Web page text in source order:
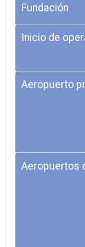
Fundación
Inicio de
Aeropuerto
Aeropuertos